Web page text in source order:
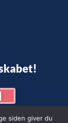
siden giver du